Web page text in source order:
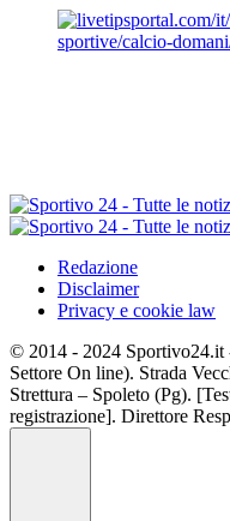
Redazione
Disclaimer
Privacy e cookie law
© 2014 - 2024 Sportivo24.it
Settore On line). Strada
Strettura – Spoleto (Pg).
registrazione]. Direttore